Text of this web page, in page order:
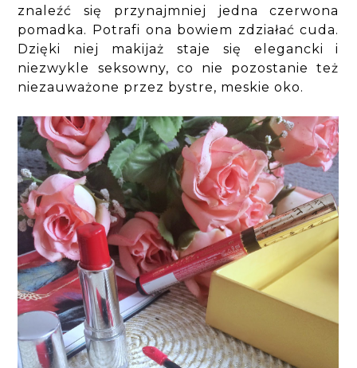
znaleźć się przynajmniej jedna czerwona
pomadka. Potrafi ona bowiem zdziałać cuda.
Dzięki niej makijaż staje się elegancki i
niezwykle seksowny, co nie pozostanie też
niezauważone przez bystre, meskie oko.